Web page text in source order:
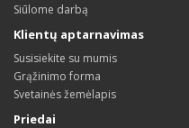
Siūlome darbą
Klientų aptarnavimas
Susisiekite su mumis
Grąžinimo forma
Svetainės žemėlapis
Priedai